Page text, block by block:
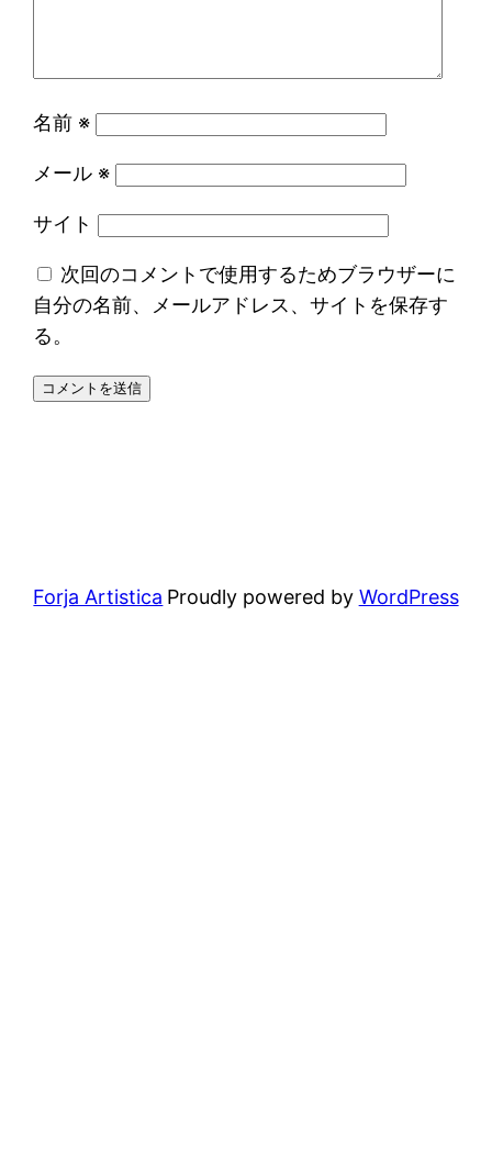
名前 ※
メール ※
サイト
次回のコメントで使用するためブラウザーに
自分の名前、メールアドレス、サイトを保存す
る。
Forja Artistica Proudly powered by WordPress